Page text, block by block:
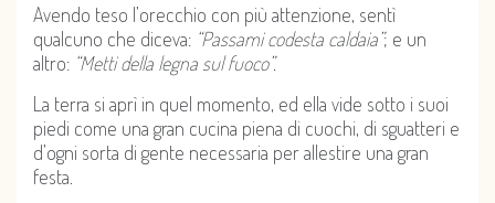
Avendo teso l’orecchio con più attenzione, sentì
qualcuno che diceva: “Passami codesta caldaia”; e un
altro: “Metti della legna sul fuoco”.
La terra si aprì in quel momento, ed ella vide sotto i suoi
piedi come una gran cucina piena di cuochi, di sguatteri e
d’ogni sorta di gente necessaria per allestire una gran
festa.